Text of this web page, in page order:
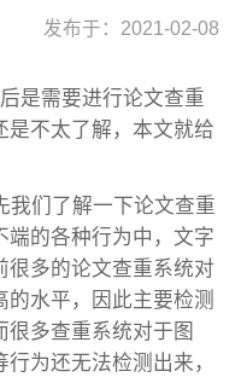
发布于：2021-02-08
是需要进行论文查重
是不太了解，本文就给
我们了解一下论文查重
端的各种行为中，文字
很多的论文查重系统对
水平，因此主要检测
很多查重系统对于图
为还无法检测出来，